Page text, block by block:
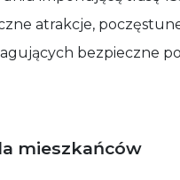
atrakcje,
bezpieczne
mieszkańców